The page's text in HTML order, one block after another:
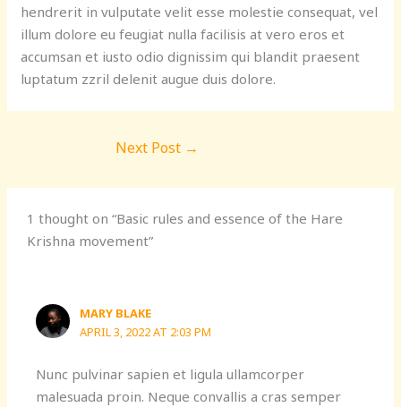
hendrerit in vulputate velit esse molestie consequat, vel
illum dolore eu feugiat nulla facilisis at vero eros et
accumsan et iusto odio dignissim qui blandit praesent
luptatum zzril delenit augue duis dolore.
Next Post →
1 thought on “Basic rules and essence of the Hare
Krishna movement”
MARY BLAKE
APRIL 3, 2022 AT 2:03 PM
Nunc pulvinar sapien et ligula ullamcorper
malesuada proin. Neque convallis a cras semper